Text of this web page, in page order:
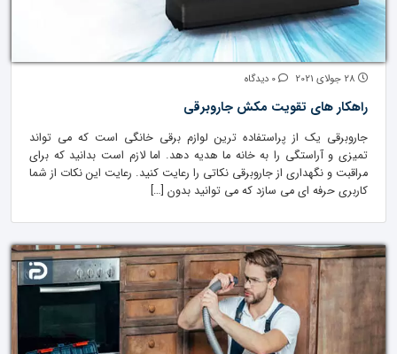
راهکار های تقویت مکش جاروبرقی
جاروبرقی یک از پراستفاده ترین لوازم برقی خانگی است که می تواند
تمیزی و آراستگی را به خانه ما هدیه دهد. اما لازم است بدانید که برای
مراقبت و نگهداری از جاروبرقی نکاتی را رعایت کنید. رعایت این نکات از شما
کاربری حرفه ای می سازد که می توانید بدون […]